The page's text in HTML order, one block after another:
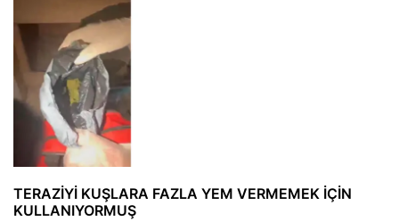
TERAZİYİ KUŞLARA FAZLA YEM VERMEMEK İÇİN
KULLANIYORMUŞ